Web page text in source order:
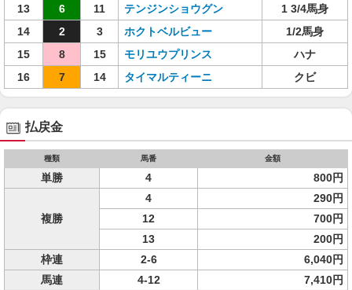
13
6 11 テンジンショウグン
1 3/4馬身
14
2 3 ホクトベルビュー
1/2馬身
15
8 15 モリユウプリンス
ハナ
16
7 14 タイマルティーニ クビ
払戻金
種類 馬番 金額
単勝 4 800円
複勝
4
290円
12
700円
13
200円
枠連
2-6
6,040円
馬連
4-12 7,410円